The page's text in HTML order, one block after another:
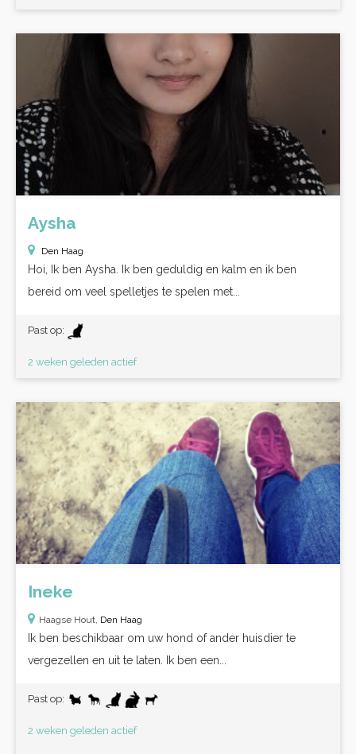
Aysha
Den Haag
Hoi, Ik ben Aysha. Ik ben geduldig en kalm en ik ben
bereid om veel spelletjes te spelen met...
Past op:
2 weken geleden actief
Ineke
Haagse Hout, Den Haag
Ik ben beschikbaar om uw hond of ander huisdier te
vergezellen en uit te laten. Ik ben een...
Past op:
2 weken geleden actief